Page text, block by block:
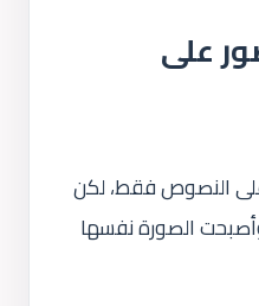
على
النصوص فقط، لكن
الصورة نفسها